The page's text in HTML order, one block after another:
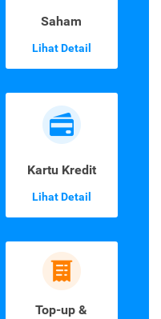
Saham
Lihat Detail
Kartu Kredit
Lihat Detail
Top-up &